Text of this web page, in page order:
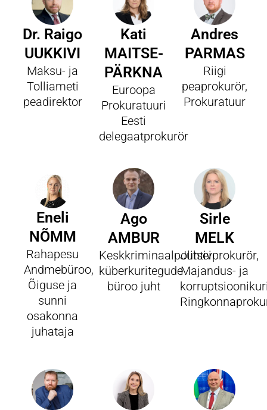
Dr. Raigo
UUKKIVI
Maksu- ja
Tolliameti
peadirektor
Kati
MAITSE-
PÄRKNA
Euroopa
Prokuratuuri
Eesti
delegaatprokurör
Andres
PARMAS
Riigi
peaprokurör,
Prokuratuur
Eneli
NÕMM
Rahapesu
Andmebüroo,
Õiguse ja
sunni
osakonna
juhataja
Ago
AMBUR
Keskkriminaalpolitsei
küberkuritegude
büroo juht
Sirle
MELK
Juhtivprokurör,
Majandus- ja